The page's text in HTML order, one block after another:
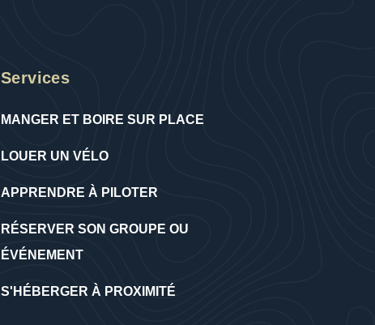
Services
MANGER ET BOIRE SUR PLACE
LOUER UN VÉLO
APPRENDRE À PILOTER
RÉSERVER SON GROUPE OU
ÉVÉNEMENT
S'HÉBERGER À PROXIMITÉ